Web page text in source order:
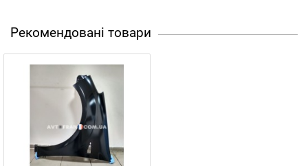
Рекомендовані товари